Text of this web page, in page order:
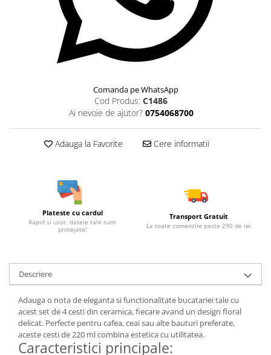
Comanda pe WhatsApp
Cod Produs: C1486
Ai nevoie de ajutor? 0754068700
Adauga la Favorite Cere informatii
Plateste cu cardul
Rapid si usor, datele tale sunt
protejate!
Transport Gratuit
La toate comenzile peste 290 de lei
Descriere
Adauga o nota de eleganta si functionalitate bucatariei tale cu
acest set de 4 cesti din ceramica, fiecare avand un design floral
delicat. Perfecte pentru cafea, ceai sau alte bauturi preferate,
aceste cesti de 220 ml combina estetica cu utilitatea.
Caracteristici principale: